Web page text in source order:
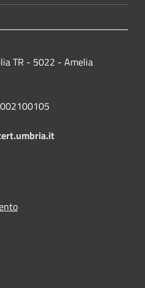
TR - 5022 - Amelia